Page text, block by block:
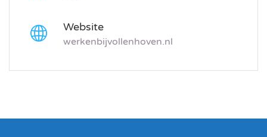
Website
werkenbijvollenhoven.nl